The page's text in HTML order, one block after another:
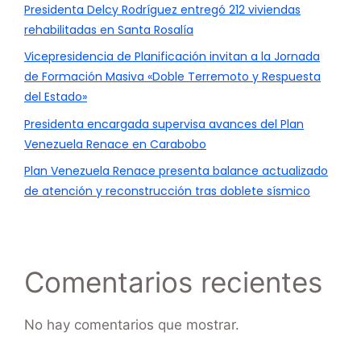
Presidenta Delcy Rodríguez entregó 212 viviendas
rehabilitadas en Santa Rosalía
Vicepresidencia de Planificación invitan a la Jornada
de Formación Masiva «Doble Terremoto y Respuesta
del Estado»
Presidenta encargada supervisa avances del Plan
Venezuela Renace en Carabobo
Plan Venezuela Renace presenta balance actualizado
de atención y reconstrucción tras doblete sísmico
Comentarios recientes
No hay comentarios que mostrar.